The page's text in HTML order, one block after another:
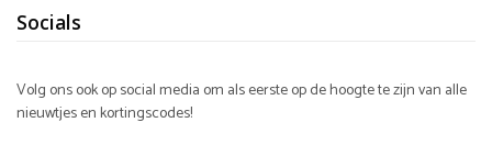
Socials
Volg ons ook op social media om als eerste op de hoogte te zijn van alle
nieuwtjes en kortingscodes!